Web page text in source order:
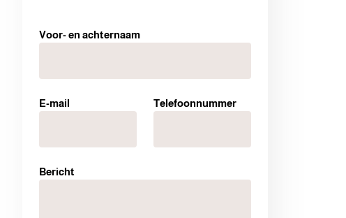
Voor- en achternaam
E-mail Telefoonnummer
Bericht